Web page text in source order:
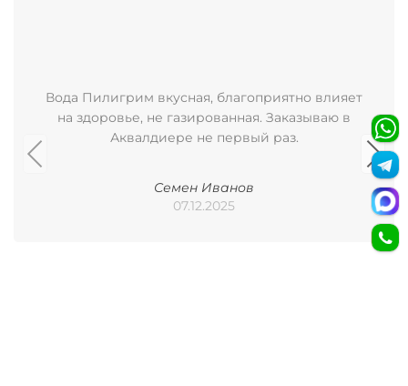
Вода Пилигрим вкусная, благоприятно влияет
на здоровье, не газированная. Заказываю в
Аквалдиере не первый раз.
Семен Иванов
07.12.2025